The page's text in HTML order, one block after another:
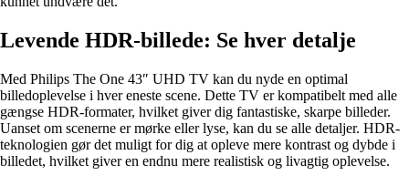
Levende HDR-billede: Se hver detalje
Med Philips The One 43″ UHD TV kan du nyde en optimal
billedoplevelse i hver eneste scene. Dette TV er kompatibelt med alle
gængse HDR-formater, hvilket giver dig fantastiske, skarpe billeder.
Uanset om scenerne er mørke eller lyse, kan du se alle detaljer. HDR-
teknologien gør det muligt for dig at opleve mere kontrast og dybde i
billedet, hvilket giver en endnu mere realistisk og livagtig oplevelse.